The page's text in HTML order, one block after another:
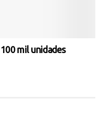
mil unidades